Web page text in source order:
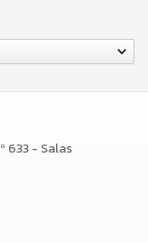
633 - Salas